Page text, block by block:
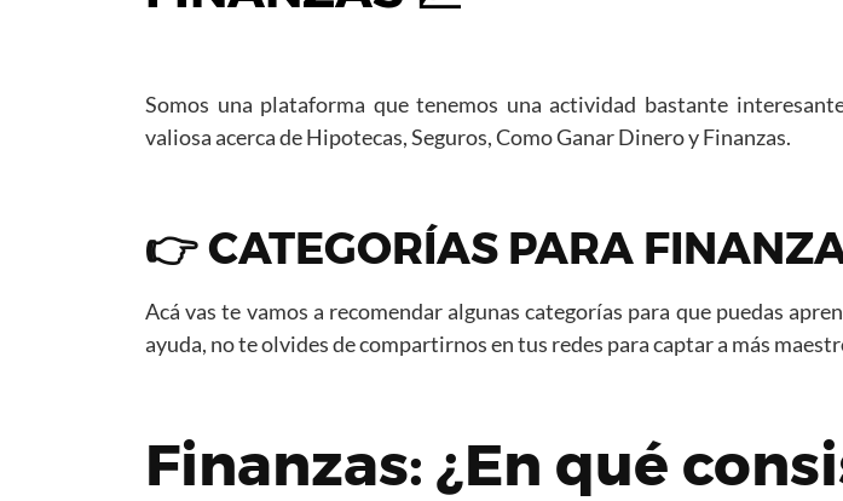
Somos una plataforma que tenemos una actividad bastante
valiosa acerca de Hipotecas, Seguros, Como Ganar Dinero y Finanzas.
👉 CATEGORÍAS PARA
Acá vas te vamos a recomendar algunas categorías para que puedas
ayuda, no te olvides de compartirnos en tus redes para captar a más
Finanzas: ¿En qué